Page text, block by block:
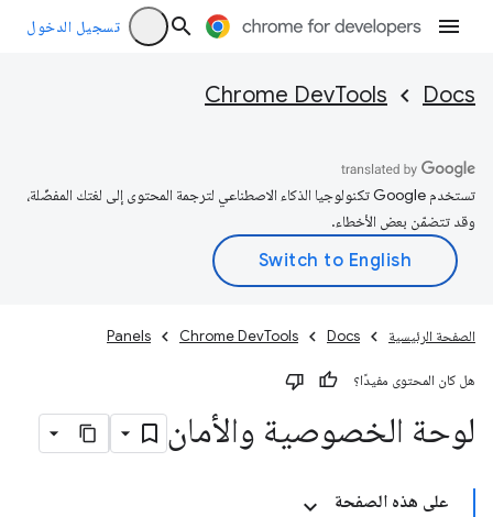
تسجيل الدخول
Docs
Chrome DevTools
تستخدم Google تكنولوجيا الذكاء الاصطناعي لترجمة المحتوى إلى لغتك المفضّلة،
وقد تتضمّن بعض الأخطاء.
الصفحة الرئيسية Docs
Chrome DevTools
Panels
هل كان المحتوى مفيدًا؟
لوحة الخصوصية والأمان
على هذه الصفحة